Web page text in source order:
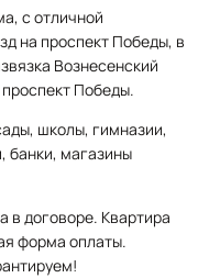
с отличной
на проспект Победы, в
Вознесенский
Победы.
школы, гимназии,
банки, магазины
в договоре. Квартира
форма оплаты.